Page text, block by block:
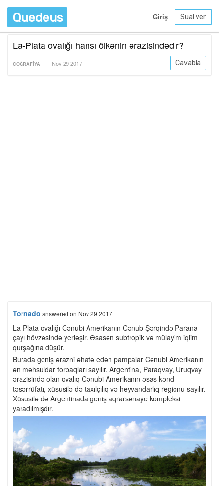
Quedeus Giriş Sual ver
La-Plata ovalığı hansı ölkənin ərazisindədir?
COĞRAFIYA Nov 29 2017 Cavabla
Tornado answered on Nov 29 2017
La-Plata ovalığı Cənubi Amerikanın Cənub Şərqində Parana
çayı hövzəsində yerləşir. Əsasən subtropik və mülayim iqlim
qurşağına düşür.
Burada geniş ərazni əhatə edən pampalar Cənubi Amerikanın
ən məhsuldar torpaqları sayılır. Argentina, Paraqvay, Uruqvay
ərazisində olan ovalıq Cənubi Amerikanın əsas kənd
təsərrüfatı, xüsusilə də taxılçılıq və heyvandarlıq regionu sayılır.
Xüsusilə də Argentinada geniş aqrarsənaye kompleksi
yaradılmışdır.